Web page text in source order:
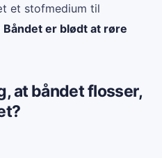
et stofmedium til
Båndet er blødt at røre
at båndet flosser,